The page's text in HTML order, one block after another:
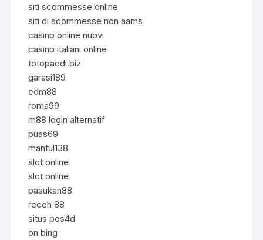
siti scommesse online
siti di scommesse non aams
casino online nuovi
casino italiani online
totopaedi.biz
garasi189
edm88
roma99
m88 login alternatif
puas69
mantul138
slot online
slot online
pasukan88
receh 88
situs pos4d
on bing